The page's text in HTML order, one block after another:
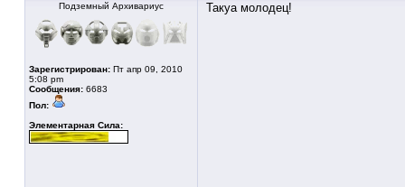
Подземный Архивариус
Зарегистрирован: Пт апр 09, 2010
5:08 pm
Сообщения: 6683
Пол:
Элементарная Сила:
Такуа молодец!